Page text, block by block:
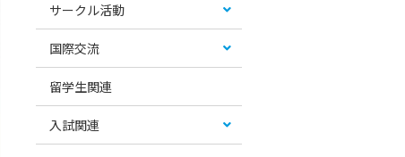
サークル活動
国際交流
留学生関連
入試関連